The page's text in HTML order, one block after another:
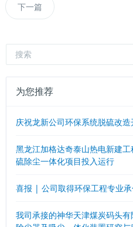
下一篇
为您推荐
庆祝龙新公司环保系统脱硫改
黑龙江加格达奇泰山热电新建
硫除尘一体化项目投入运行
喜报 | 公司取得环保工程专业
我司承接的神华天津煤炭码头